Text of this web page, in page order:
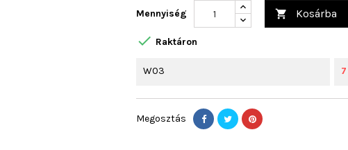
Mennyiség  Kosárba
 Raktáron
W03 7
Megosztás